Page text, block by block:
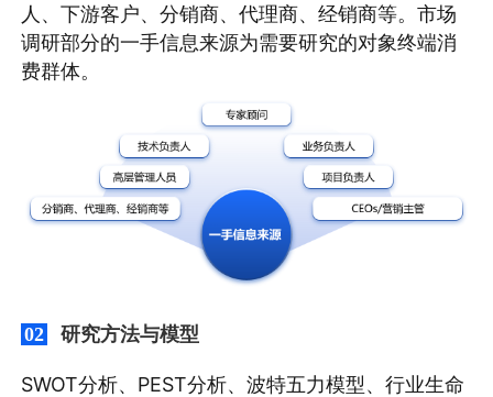
人、下游客户、分销商、代理商、经销商等。市场
调研部分的一手信息来源为需要研究的对象终端消
费群体。
02 研究方法与模型
SWOT分析、PEST分析、波特五力模型、行业生命